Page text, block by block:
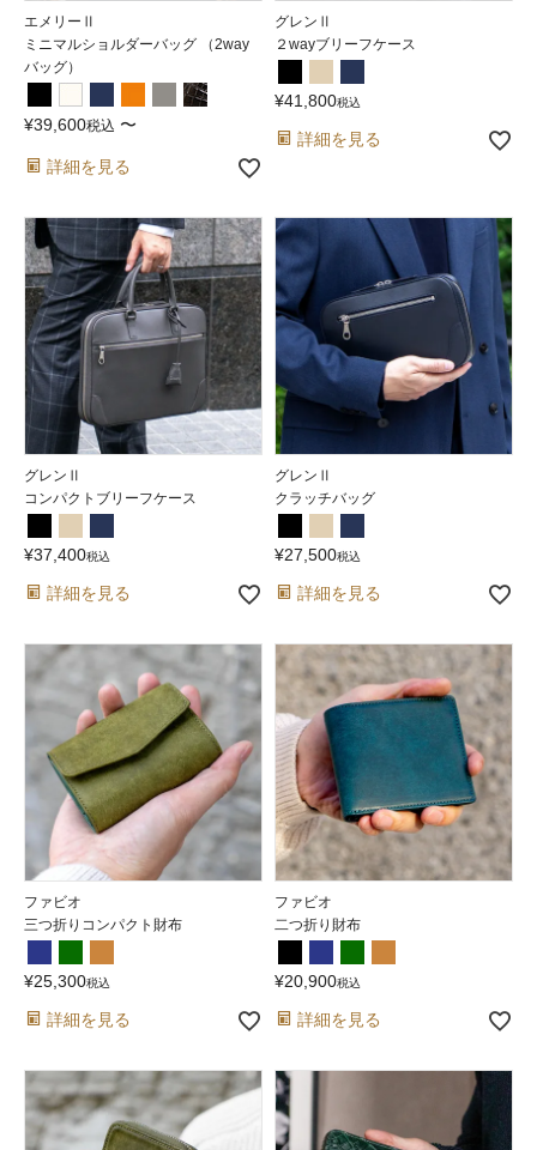
エメリーⅡ
ミニマルショルダーバッグ （2way
バッグ）
¥39,600税込 〜
詳細を見る
グレンⅡ
２wayブリーフケース
¥41,800税込
詳細を見る
グレンⅡ
コンパクトブリーフケース
¥37,400税込
詳細を見る
グレンⅡ
クラッチバッグ
¥27,500税込
詳細を見る
ファビオ
三つ折りコンパクト財布
¥25,300税込
詳細を見る
ファビオ
二つ折り財布
¥20,900税込
詳細を見る